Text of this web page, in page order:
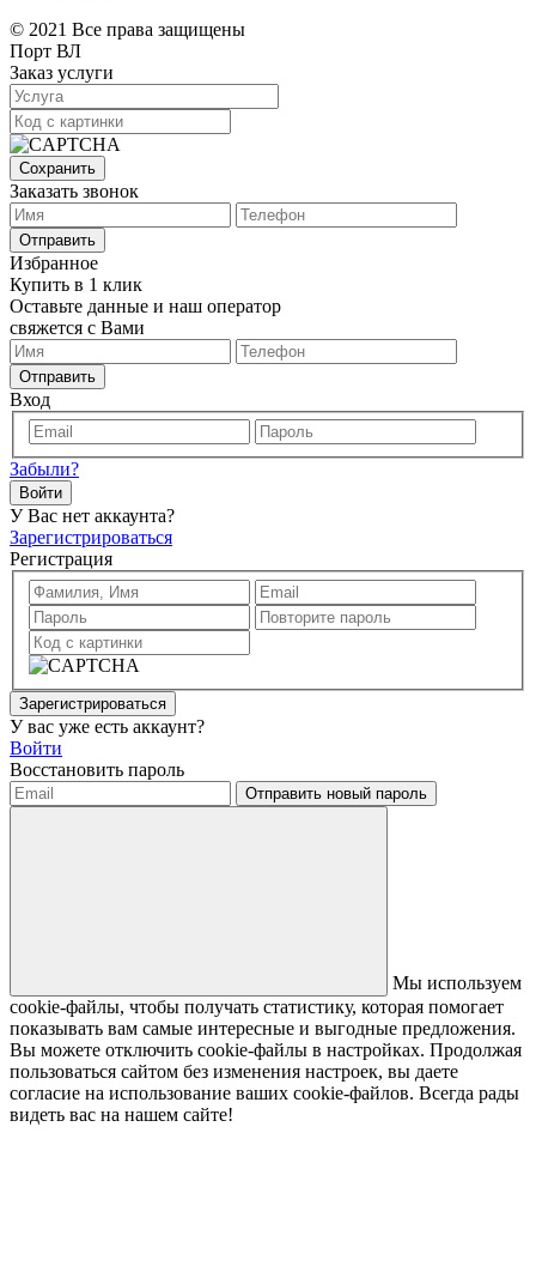
© 2021 Все права защищены
Порт ВЛ
Заказ услуги
Сохранить
Заказать звонок
Отправить
Избранное
Купить в 1 клик
Оставьте данные и наш оператор
свяжется с Вами
Отправить
Вход
Забыли?
Войти
У Вас нет аккаунта?
Зарегистрироваться
Регистрация
Зарегистрироваться
У вас уже есть аккаунт?
Войти
Восстановить пароль
Отправить новый пароль
Мы используем
cookie-файлы, чтобы получать статистику, которая помогает
показывать вам самые интересные и выгодные предложения.
Вы можете отключить cookie-файлы в настройках. Продолжая
пользоваться сайтом без изменения настроек, вы даете
согласие на использование ваших cookie-файлов. Всегда рады
видеть вас на нашем сайте!